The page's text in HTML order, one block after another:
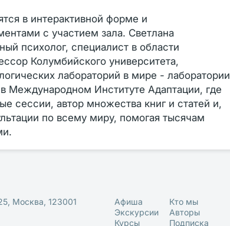
в интерактивной форме и
с участием зала. Светлана
психолог, специалист в области
Колумбийского университета,
лабораторий в мире - лаборатории
Международном Институте Адаптации, где
сессии, автор множества книг и статей и,
по всему миру, помогая тысячам
Москва, 123001
Афиша
Экскурсии
Курсы
Кто мы
Авторы
Подписка